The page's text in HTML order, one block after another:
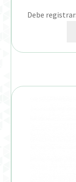
Debe